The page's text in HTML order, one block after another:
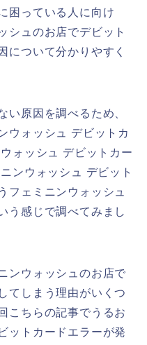
困っている人に向け
シュのお店でデビット
について分かりやすく
い原因を調べるため、
ウォッシュ デビットカ
ォッシュ デビットカー
ンウォッシュ デビット
ェミニンウォッシュ
感じで調べてみまし
ンウォッシュのお店で
てしまう理由がいくつ
こちらの記事でうるお
ットカードエラーが発